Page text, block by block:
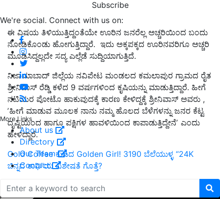
Subscribe
We're social. Connect with us on:
More Links
About us
Directory
Our Team
Contact
ಈ ವಿಷಯ ತಿಳಿಯುತ್ತಿದ್ದಂತೆಯೇ ಊರಿನ ಜನರೆಲ್ಲ ಅಚ್ಚರಿಯಿಂದ ಬಂದು
ನೋಡಿಕೊಂಡು ಹೋಗುತ್ತಿದ್ದಾರೆ. ಇದು ಅಕ್ಕಪಕ್ಕದ ಊರಿನವರಿಗೂ ಅಚ್ಚರಿ
ಮೂಡಿಸಿದ್ದಲ್ಲದೇ ಸದ್ಯ ಎಲ್ಲೆಡೆ ಸುದ್ದಿಯಾಗುತ್ತಿದೆ.
ನಿಜಾಮಾಬಾದ್‌ ಜಿಲ್ಲೆಯ ನವಿಪೇಟ ಮಂಡಲದ ಕಮಲಾಪುರ ಗ್ರಾಮದ ರೈತ
ಶ್ರೀನಿವಾಸ್‌ ರೆಡ್ಡಿ ಕಳೆದ 9 ವರ್ಷಗಳಿಂದ ಕೃಷಿಯನ್ನು ಮಾಡುತ್ತಿದ್ದಾರೆ. ಹೀಗೆ
ನಟಿಯರ ಪೋಟೊ ಹಾಕುವುದಕ್ಕೆ ಕಾರಣ ಕೇಳಿದ್ದಕ್ಕೆ ಶ್ರೀನಿವಾಸ್‌ ಅವರು ,
ʼಹೀಗೆ ಮಾಡುವ ಮೂಲಕ ನಾನು ನಮ್ಮ ಹೊಲದ ಬೆಳೆಗಳನ್ನು ಜನರ ಕೆಟ್ಟ
ದೃಷ್ಟಿಯಿಂದ ಹಾಗೂ ಪಕ್ಷಿಗಳ ಹಾವಳಿಯಿಂದ ಕಾಪಾಡುತ್ತಿದ್ದೇನೆʼ ಎಂದು
ಹೇಳಿದ್ದಾರೆ.
Gold Coffee ಕುಡಿದ Golden Girl! 3190 ಬೆಲೆಯುಳ್ಳ “24K
ಚಿನ್ನದ ಕಾಫಿ”ಯ ವಿಶೇಷತೆ ಗೊತ್ತೆ?
ADVERTISEMENT